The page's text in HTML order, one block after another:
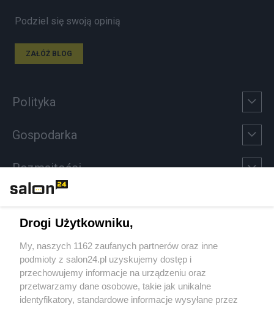
Podziel się swoją opinią
ZAŁÓŻ BLOG
Polityka
Gospodarka
Rozmaitości
Sport
Społeczeństwo
Kultura
Drogi Użytkowniku,
My, naszych 1162 zaufanych partnerów oraz inne
podmioty z salon24.pl uzyskujemy dostęp i
przechowujemy informacje na urządzeniu oraz
przetwarzamy dane osobowe, takie jak unikalne
identyfikatory, standardowe informacje wysyłane przez